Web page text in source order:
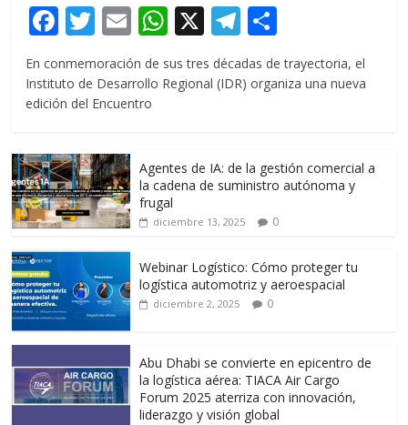
F
e
b
o
k
T
itt
er
E
m
ai
l
W
at
p
p
X T
el
e
m
o
m
ti
r
En conmemoración de sus tres décadas de trayectoria, el
Instituto de Desarrollo Regional (IDR) organiza una nueva
edición del Encuentro
Agentes de IA: de la gestión comercial a
la cadena de suministro autónoma y
frugal
diciembre 13, 2025 0
Webinar Logístico: Cómo proteger tu
logística automotriz y aeroespacial
diciembre 2, 2025 0
Abu Dhabi se convierte en epicentro de
la logística aérea: TIACA Air Cargo
Forum 2025 aterriza con innovación,
liderazgo y visión global